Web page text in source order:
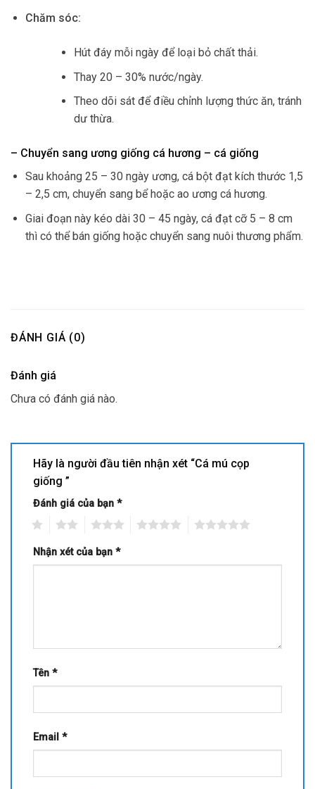
Chăm sóc:
Hút đáy mỗi ngày để loại bỏ chất thải.
Thay 20 – 30% nước/ngày.
Theo dõi sát để điều chỉnh lượng thức ăn, tránh
dư thừa.
– Chuyển sang ương giống cá hương – cá giống
Sau khoảng 25 – 30 ngày ương, cá bột đạt kích thước 1,5
– 2,5 cm, chuyển sang bể hoặc ao ương cá hương.
Giai đoạn này kéo dài 30 – 45 ngày, cá đạt cỡ 5 – 8 cm
thì có thể bán giống hoặc chuyển sang nuôi thương phẩm.
ĐÁNH GIÁ (0)
Đánh giá
Chưa có đánh giá nào.
Hãy là người đầu tiên nhận xét “Cá mú cọp
giống ”
Đánh giá của bạn *
Nhận xét của bạn *
Tên *
Email *